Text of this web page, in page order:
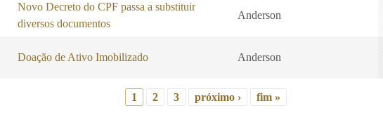
Novo Decreto do CPF passa a substituir
diversos documentos
Anderson
Doação de Ativo Imobilizado Anderson
1 2 3 próximo › fim »